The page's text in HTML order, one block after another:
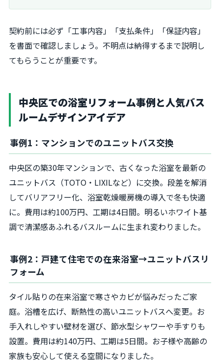
契約前には必ず「工事内容」「支払条件」「保証内容」
を書面で確認しましょう。不明点は納得するまで説明し
てもらうことが重要です。
中央区での浴室リフォーム事例と人気バス
ルームデザインアイデア
事例1：マンションでのユニットバス交換
中央区の築30年マンションで、古くなった浴室を最新の
ユニットバス（TOTO・LIXILなど）に交換。段差を解消
してバリアフリー化、浴室乾燥暖房機の導入で冬も快適
に。費用は約100万円、工期は4日間。明るいホワイト基
調で清潔感あふれるバスルームに生まれ変わりました。
事例2：戸建て住宅での在来浴室→ユニットバスリ
フォーム
タイル貼りの在来浴室で寒さやカビが悩みだったご家
庭。浴槽を広げ、断熱性の高いユニットバスへ変更。お
手入れしやすい壁材を選び、節水型シャワーや手すりも
設置。費用は約140万円、工期は5日間。お子様や高齢の
家族も安心して使える空間になりました。